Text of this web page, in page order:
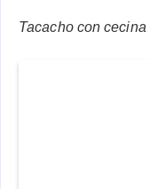
Tacacho con cecina